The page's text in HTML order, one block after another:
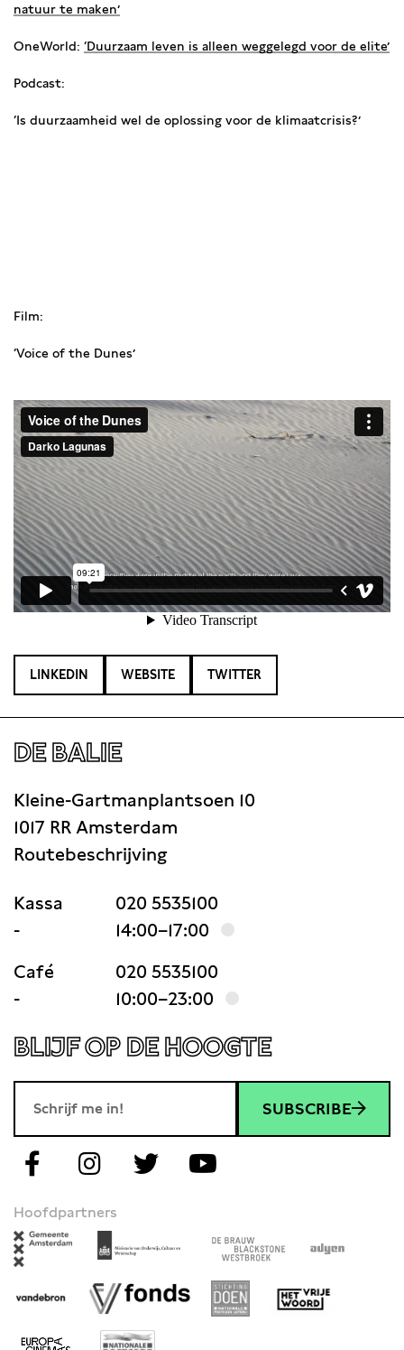
natuur te maken’
OneWorld: ‘Duurzaam leven is alleen weggelegd voor de elite’
Podcast:
‘Is duurzaamheid wel de oplossing voor de klimaatcrisis?’
Film:
‘Voice of the Dunes’
LINKEDIN WEBSITE TWITTER
DE BALIE
Kleine-Gartmanplantsoen 10
1017 RR Amsterdam
Routebeschrijving
Kassa
020 5535100
-
14:00–17:00
Café
020 5535100
-
10:00–23:00
BLIJF OP DE HOOGTE
SUBSCRIBE
Hoofdpartners